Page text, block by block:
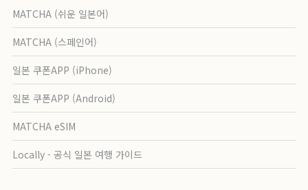
MATCHA (쉬운 일본어)
MATCHA (스페인어)
일본 쿠폰APP (iPhone)
일본 쿠폰APP (Android)
MATCHA eSIM
Locally - 공식 일본 여행 가이드